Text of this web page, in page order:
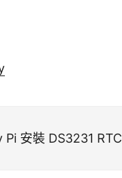
安裝 DS3231 RTC